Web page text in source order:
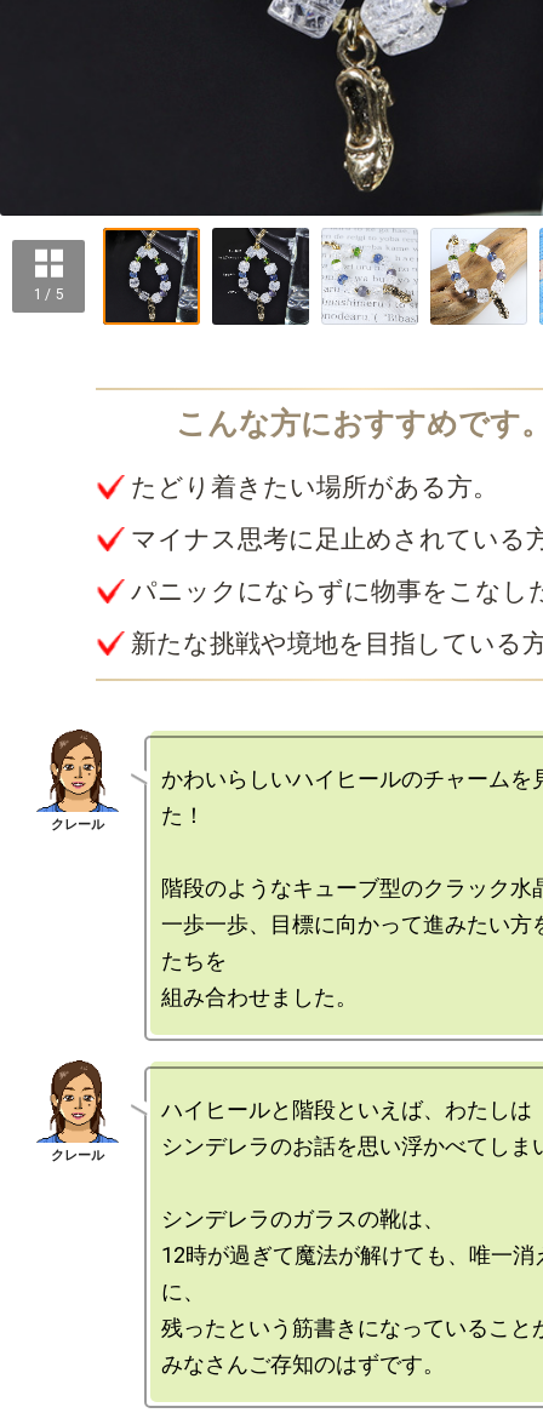
1 / 5
たどり着きたい場所がある方。
マイナス思考に足止めされている
パニックにならずに物事をこなし
新たな挑戦や境地を目指している
かわいらしいハイヒールのチャームを
た！
階段のようなキューブ型のクラック水
一歩一歩、目標に向かって進みたい方
たちを
ハイヒールと階段といえば、わたしは
シンデレラのお話を思い浮かべてしま
シンデレラのガラスの靴は、
12時が過ぎて魔法が解けても、唯一消
に、
残ったという筋書きになっていること